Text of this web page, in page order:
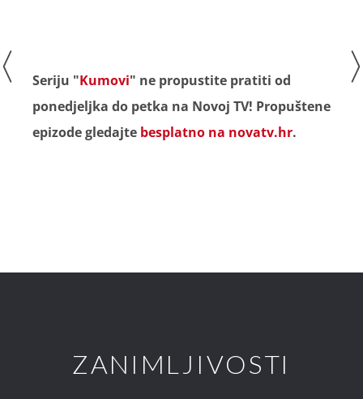
Seriju "Kumovi" ne propustite pratiti od
ponedjeljka do petka na Novoj TV! Propuštene
epizode gledajte besplatno na novatv.hr.
ZANIMLJIVOSTI